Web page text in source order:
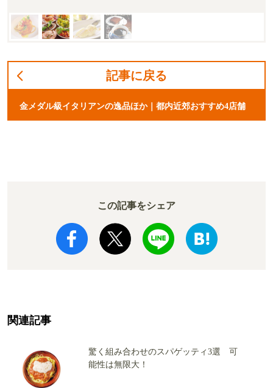
記事に戻る
金メダル級イタリアンの逸品ほか｜都内近郊おすすめ4店舗
この記事をシェア
関連記事
驚く組み合わせのスパゲッティ3選 可
能性は無限大！